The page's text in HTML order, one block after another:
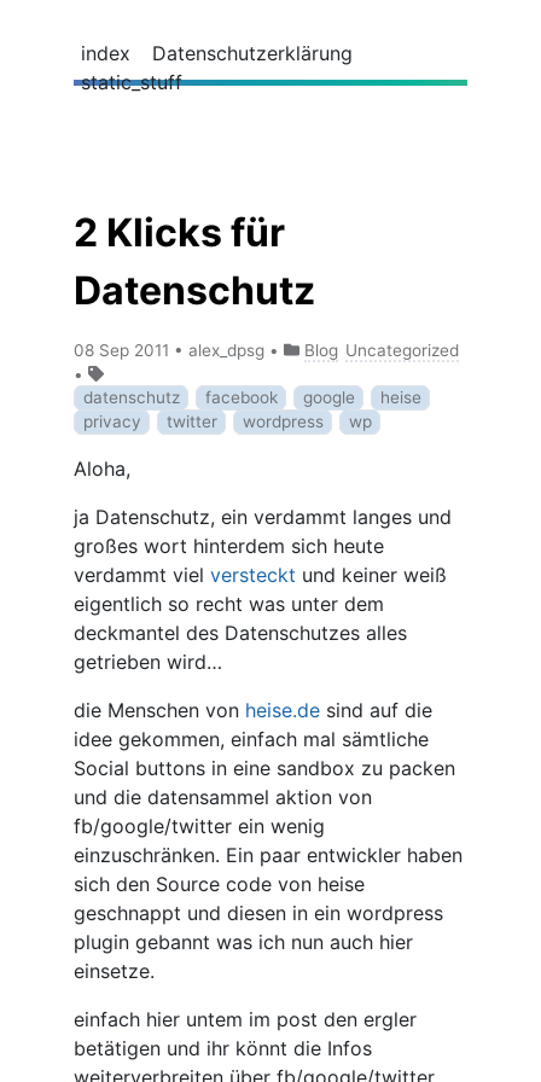
index
Datenschutzerklärung
static_stuff
2 Klicks für
Datenschutz
08 Sep 2011 • alex_dpsg • Blog Uncategorized
•
datenschutz
facebook google
heise
privacy
twitter wordpress wp
Aloha,
ja Datenschutz, ein verdammt langes und
großes wort hinterdem sich heute
verdammt viel versteckt und keiner weiß
eigentlich so recht was unter dem
deckmantel des Datenschutzes alles
getrieben wird…
die Menschen von heise.desind auf die
idee gekommen, einfach mal sämtliche
Social buttons in eine sandbox zu packen
und die datensammel aktion von
fb/google/twitter ein wenig
einzuschränken. Ein paar entwickler haben
sich den Source code von heise
geschnappt und diesen in ein wordpress
plugin gebannt was ich nun auch hier
einsetze.
einfach hier untem im post den ergler
betätigen und ihr könnt die Infos
weiterverbreiten über fb/google/twitter